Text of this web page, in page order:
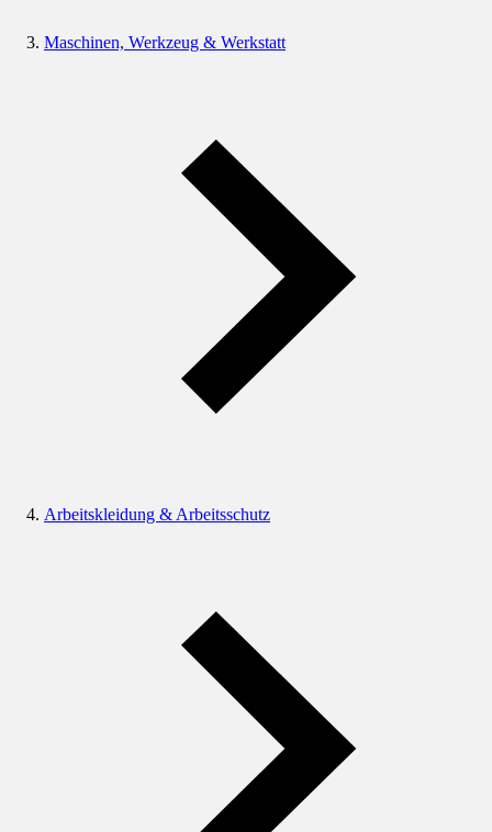
Maschinen, Werkzeug & Werkstatt
Arbeitskleidung & Arbeitsschutz